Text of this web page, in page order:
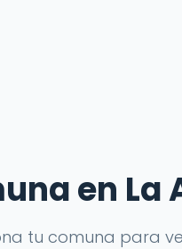
en
tu comuna para